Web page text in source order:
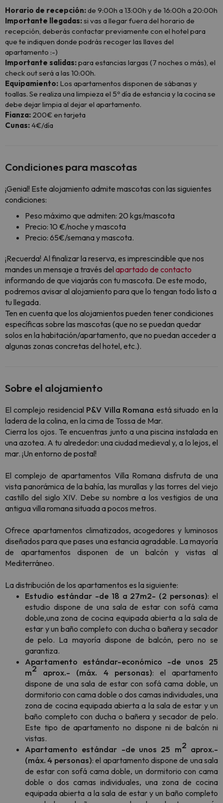
Horario de recepción:de 9:00h a 13:00h y de 16:00h a 20:00h
Importante llegadas:si vas a llegar fuera del horario de
recepción, deberás contactar previamente con el hotel para
que te indiquen donde podrás recoger las llaves del
apartamento :-)
Importante salidas:para estancias largas (7 noches o más), el
check out será a las 10:00h.
Equipamiento: Los apartamentos disponen de sábanas y
toallas. Se realiza una limpieza el 5º día de estancia y la cocina se
debe dejar limpia al dejar el apartamento.
Fianza: 200€ en tarjeta
Cunas:4€/día
Condiciones para mascotas
¡Genial! Este alojamiento admite mascotas con las siguientes
condiciones:
Peso máximo que admiten: 20 kgs/mascota
Precio: 10 €/noche y mascota
Precio: 65€/semana y mascota.
¡Recuerda! Al finalizar la reserva, es imprescindible que nos
mandes un mensaje a través del apartado de contacto
informando de que viajarás con tu mascota. De este modo,
podremos avisar al alojamiento para que lo tengan todo listo a
tu llegada.
Ten en cuenta que los alojamientos pueden tener condiciones
específicas sobre las mascotas (que no se puedan quedar
solos en la habitación/apartamento, que no puedan acceder a
algunas zonas concretas del hotel, etc.).
Sobre el alojamiento
El complejo residencial P&V Villa Romana está situado en la
ladera de la colina, en la cima de Tossa de Mar.
Cierra los ojos. Te encuentras junto a una piscina instalada en
una azotea. A tu alrededor: una ciudad medieval y, a lo lejos, el
mar. ¡Un entorno de postal!
El complejo de apartamentos Villa Romana disfruta de una
vista panorámica de la bahía, las murallas y las torres del viejo
castillo del siglo XIV. Debe su nombre a los vestigios de una
antigua villa romana situada a pocos metros.
Ofrece apartamentos climatizados, acogedores y luminosos
diseñados para que pases una estancia agradable. La mayoría
de apartamentos disponen de un balcón y vistas al
Mediterráneo.
La distribución de los apartamentos es la siguiente:
Estudio estándar -de 18 a 27m2- (2 personas): el
estudio dispone de una sala de estar con sofá cama
doble,una zona de cocina equipada abierta a la sala de
estar y un baño completo con ducha o bañera y secador
de pelo. La mayoría dispone de balcón, pero no se
garantiza.
Apartamento estándar-económico -de unos 25
m2 aprox.- (máx. 4 personas): el apartamento
dispone de una sala de estar con sofá cama doble, un
dormitorio con cama doble o dos camas individuales, una
zona de cocina equipada abierta a la sala de estar y un
baño completo con ducha o bañera y secador de pelo.
Este tipo de apartamento no dispone ni de balcón ni
vistas.
Apartamento estándar -de unos 25 m2 aprox.-
(máx. 4 personas): el apartamento dispone de una sala
de estar con sofá cama doble, un dormitorio con cama
doble o dos camas individuales, una zona de cocina
equipada abierta a la sala de estar y un baño completo